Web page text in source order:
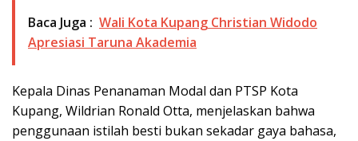
Baca Juga : Wali Kota Kupang Christian Widodo
Apresiasi Taruna Akademia
Kepala Dinas Penanaman Modal dan PTSP Kota
Kupang, Wildrian Ronald Otta, menjelaskan bahwa
penggunaan istilah besti bukan sekadar gaya bahasa,